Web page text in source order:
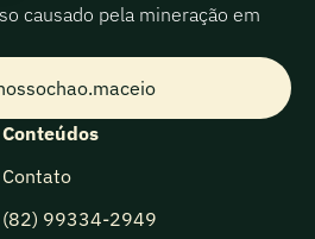
causado pela mineração em
Conteúdos
Contato
(82) 99334-2949